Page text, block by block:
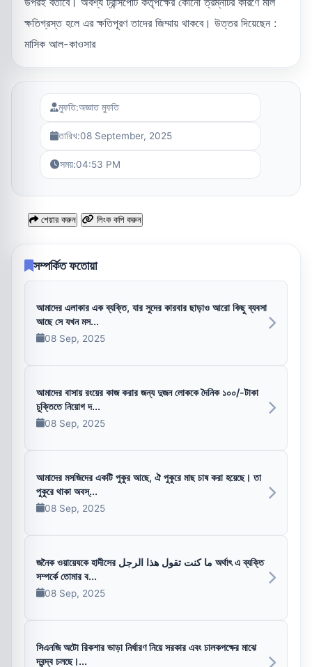
ক্ষতিগ্রস্ত হলে এর ক্ষতিপূরণ তাদের জিম্মায় থাকবে। উত্তর দিয়েছেন :
মাসিক আল-কাওসার
মুফতি:অজ্ঞাত মুফতি
তারিখ:08 September, 2025
সময়:04:53 PM
শেয়ার করুন লিংক কপি করুন
সম্পর্কিত ফতোয়া
আমাদের এলাকার এক ব্যক্তি, যার সুদের কারবার ছাড়াও আরো কিছু ব্যবসা
আছে সে যখন মস...
08 Sep, 2025
আমাদের বাসায় রংয়ের কাজ করার জন্য দুজন লোককে দৈনিক ১০০/-টাকা
চুক্তিতে নিয়োগ দ...
08 Sep, 2025
আমাদের মসজিদের একটি পুকুর আছে, ঐ পুকুরে মাছ চাষ করা হয়েছে। তা
পুকুরে থাকা অবস্...
08 Sep, 2025
জনৈক ওয়ায়েযকে হাদীসের ما كنت تقول هذا الرجل অর্থাৎ এ ব্যক্তি
সম্পর্কে তোমার ব...
08 Sep, 2025
সিএনজি অটো রিকশার ভাড়া নির্ধারণ নিয়ে সরকার এবং চালকপক্ষের মাঝে
দ্বন্দ্ব চলছে।...